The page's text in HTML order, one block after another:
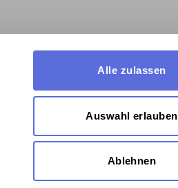
Alle zulassen
Auswahl erlauben
Ablehnen